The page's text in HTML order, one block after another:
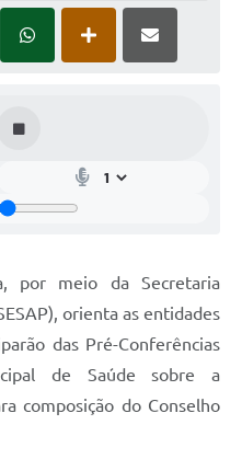
por meio da Secretaria
orienta as entidades
das Pré-Conferências
de Saúde sobre a
composição do Conselho